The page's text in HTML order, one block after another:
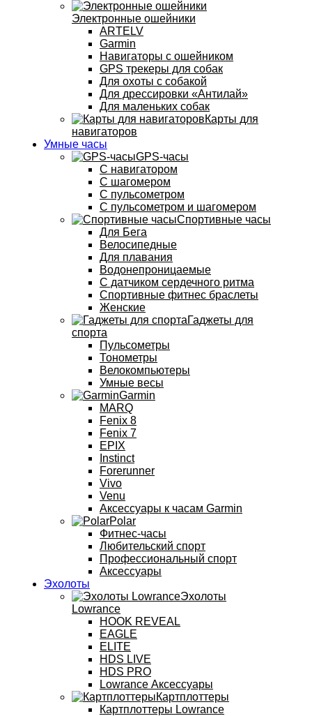
Электронные ошейники
ARTELV
Garmin
Навигаторы с ошейником
GPS трекеры для собак
Для охоты с собакой
Для дрессировки «Антилай»
Для маленьких собак
Карты для
навигаторов
Умные часы
GPS-часы
С навигатором
С шагомером
С пульсометром
С пульсометром и шагомером
Спортивные часы
Для Бега
Велосипедные
Для плавания
Водонепроницаемые
С датчиком сердечного ритма
Спортивные фитнес браслеты
Женские
Гаджеты для
спорта
Пульсометры
Тонометры
Велокомпьютеры
Умные весы
Garmin
MARQ
Fenix 8
Fenix 7
EPIX
Instinct
Forerunner
Vivo
Venu
Аксессуары к часам Garmin
Polar
Фитнес-часы
Любительский спорт
Профессиональный спорт
Аксессуары
Эхолоты
Эхолоты
Lowrance
HOOK REVEAL
EAGLE
ELITE
HDS LIVE
HDS PRO
Lowrance Аксессуары
Картплоттеры
Картплоттеры Lowrance